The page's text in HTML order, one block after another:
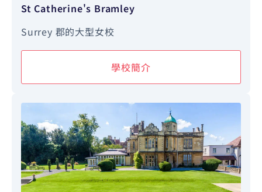
St Catherine's Bramley
Surrey 郡的大型女校
學校簡介